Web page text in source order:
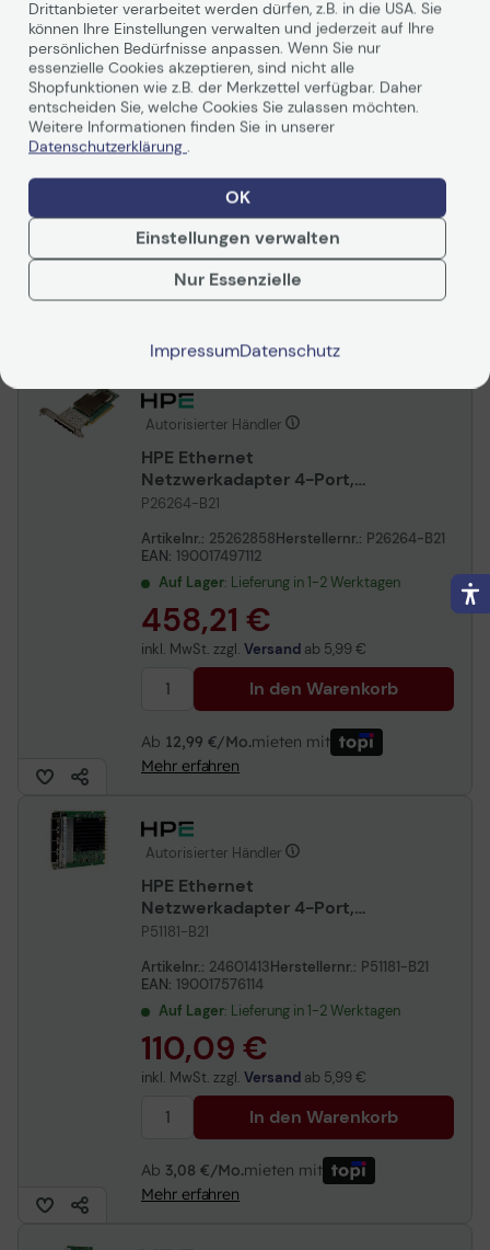
HPE Ethernet
Netzwerkadapter 2-Port,
10Gbit/s, RJ-45, X550-AT2
817738-B21
Artikelnr.: 8200539Herstellernr.: 817738-B21
EAN: 889296614302
Auf Lager
453,84 €
inkl. MwSt. zzgl.Versandab5,99 €
In den Warenkorb
Autorisierter Händler
HPE Ethernet
Netzwerkadapter 4-Port,
10/25Gbit/s, SFP28,
P26264-B21
Artikelnr.: 25262858Herstellernr.: P26264-B21
EAN: 190017497112
Auf Lager: Lieferung in 1-2 Werktagen
458,21 €
inkl. MwSt. zzgl. Versand ab 5,99 €
In den Warenkorb
Ab 12,99 €/Mo.mieten mit
Mehr erfahren
Autorisierter Händler
HPE Ethernet
Netzwerkadapter 4-Port,
1Gbit/s, RJ-45, BCM5719,
P51181-B21
Artikelnr.: 24601413Herstellernr.: P51181-B21
EAN: 190017576114
Auf Lager: Lieferung in 1-2 Werktagen
110,09 €
inkl. MwSt. zzgl. Versand ab 5,99 €
In den Warenkorb
Ab 3,08 €/Mo.mieten mit
Mehr erfahren
Drittanbieter verarbeitet werden dürfen, z.B. in die USA. Sie
können Ihre Einstellungen verwalten und jederzeit auf Ihre
persönlichen Bedürfnisse anpassen. Wenn Sie nur
essenzielle Cookies akzeptieren, sind nicht alle
Shopfunktionen wie z.B. der Merkzettel verfügbar. Daher
entscheiden Sie, welche Cookies Sie zulassen möchten.
Weitere Informationen finden Sie in unserer
Datenschutzerklärung .
OK
Einstellungen verwalten
Nur Essenzielle
ImpressumDatenschutz